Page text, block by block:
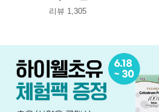
리뷰 1,305